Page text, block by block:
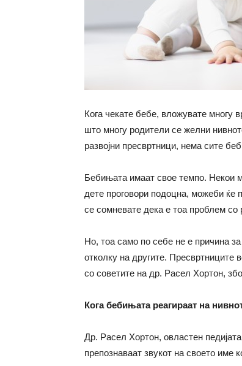
Кога чекате бебе, вложувате многу
што многу родители се желни
развојни пресвртници, нема сите
Бебињата имаат свое темпо. Некои
дете проговори подоцна, можеби ќе
се сомневате дека е тоа проблем со
Но, тоа само по себе не е причина
отколку на другите. Пресвртниците
со советите на др. Расел Хортон,
Кога бебињата реагираат на
Др. Расел Хортон, овластен
препознаваат звукот на своето име